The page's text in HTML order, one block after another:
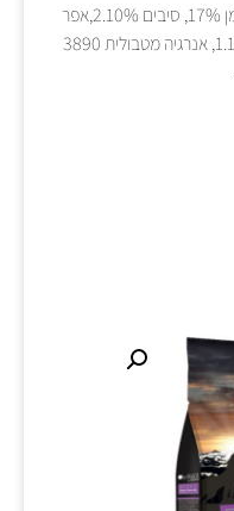
חלבון 29%, שומן 17%, סיבים 2.10%,אפר
7%, לחות 8%, סידן 1.5%, זרחן 1.10%, אנרגיה מטבולית 3890